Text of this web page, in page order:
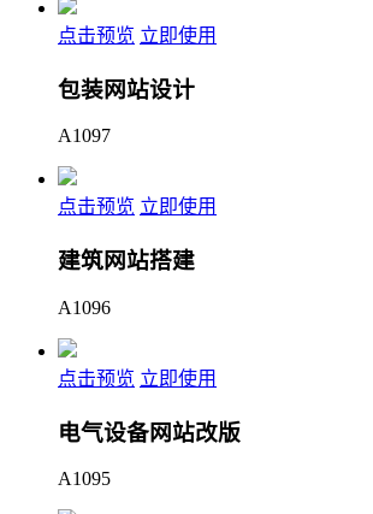
点击预览 立即使用
包装网站设计
A1097
点击预览 立即使用
建筑网站搭建
A1096
点击预览 立即使用
电气设备网站改版
A1095